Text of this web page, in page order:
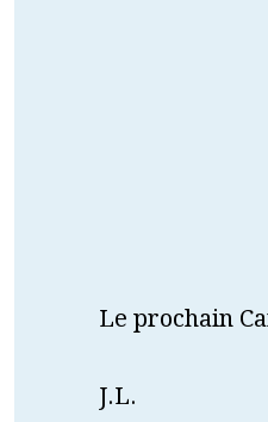
Le prochain
J.L.